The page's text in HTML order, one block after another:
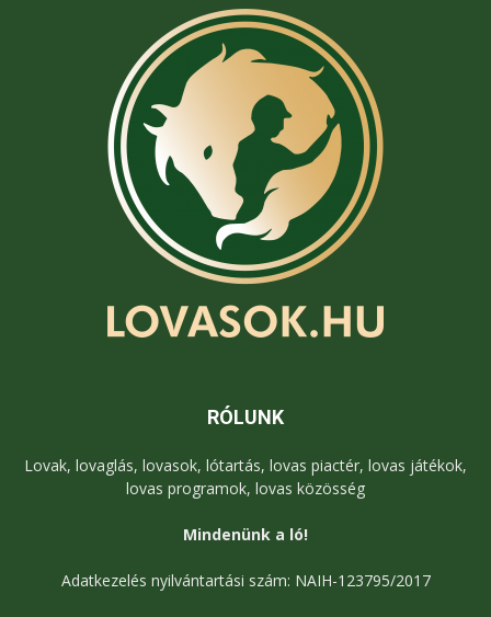
RÓLUNK
Lovak, lovaglás, lovasok, lótartás, lovas piactér, lovas játékok,
lovas programok, lovas közösség
Mindenünk a ló!
Adatkezelés nyilvántartási szám: NAIH-123795/2017